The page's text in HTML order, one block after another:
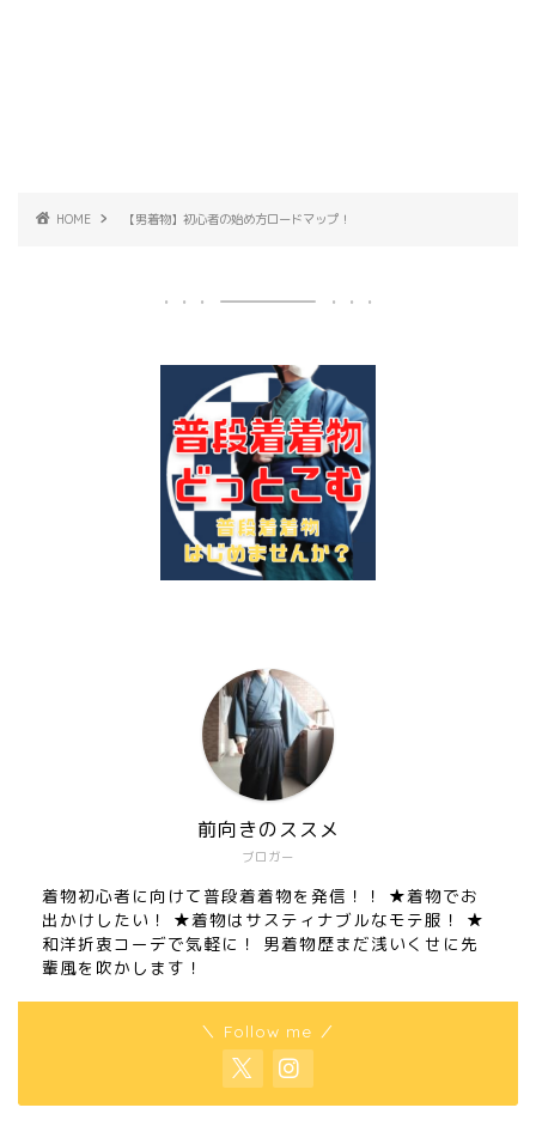
HOME 【男着物】初心者の始め方ロードマップ！
ブロガー
前向きのススメ
着物初心者に向けて普段着着物を発信！！ ★着物でお
出かけしたい！ ★着物はサスティナブルなモテ服！ ★
和洋折衷コーデで気軽に！ 男着物歴まだ浅いくせに先
輩風を吹かします！
＼ Follow me ／